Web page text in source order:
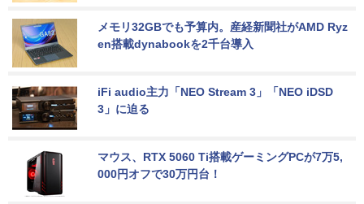
メモリ32GBでも予算内。産経新聞社がAMD Ryz
en搭載dynabookを2千台導入
iFi audio主力「NEO Stream 3」「NEO iDSD
3」に迫る
マウス、RTX 5060 Ti搭載ゲーミングPCが7万5,
000円オフで30万円台！